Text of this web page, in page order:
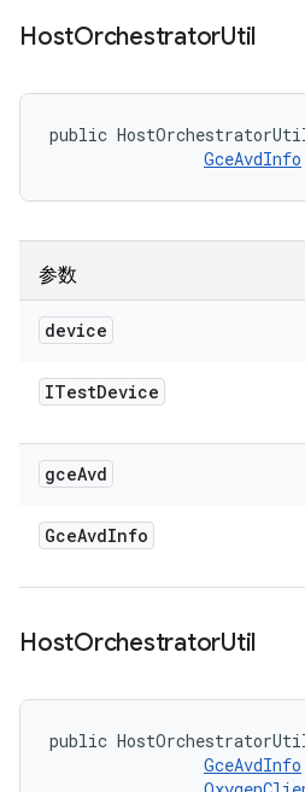
HostOrchestratorUtil
public
GceAvdInfo
参数
device
ITestDevice
gceAvd
GceAvdInfo
HostOrchestratorUtil
public
GceAvdInfo